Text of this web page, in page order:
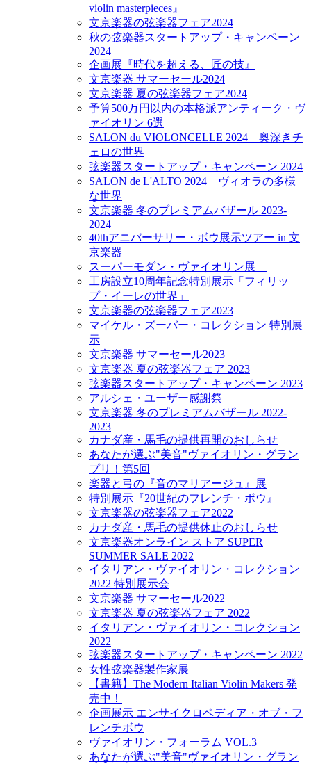
violin masterpieces』
文京楽器の弦楽器フェア2024
秋の弦楽器スタートアップ・キャンペーン
2024
企画展『時代を超える、匠の技』
文京楽器 サマーセール2024
文京楽器 夏の弦楽器フェア2024
予算500万円以内の本格派アンティーク・ヴ
ァイオリン 6選
SALON du VIOLONCELLE 2024 奥深きチ
ェロの世界
弦楽器スタートアップ・キャンペーン 2024
SALON de L'ALTO 2024 ヴィオラの多様
な世界
文京楽器 冬のプレミアムバザール 2023-
2024
40thアニバーサリー・ボウ展示ツアー in 文
京楽器
スーパーモダン・ヴァイオリン展
工房設立10周年記念特別展示「フィリッ
プ・イーレの世界」
文京楽器の弦楽器フェア2023
マイケル・ズーバー・コレクション 特別展
示
文京楽器 サマーセール2023
文京楽器 夏の弦楽器フェア 2023
弦楽器スタートアップ・キャンペーン 2023
アルシェ・ユーザー感謝祭
文京楽器 冬のプレミアムバザール 2022-
2023
カナダ産・馬毛の提供再開のおしらせ
あなたが選ぶ"美音"ヴァイオリン・グラン
プリ！第5回
楽器と弓の『音のマリアージュ』展
特別展示『20世紀のフレンチ・ボウ』
文京楽器の弦楽器フェア2022
カナダ産・馬毛の提供休止のおしらせ
文京楽器オンライン ストア SUPER
SUMMER SALE 2022
イタリアン・ヴァイオリン・コレクション
2022 特別展示会
文京楽器 サマーセール2022
文京楽器 夏の弦楽器フェア 2022
イタリアン・ヴァイオリン・コレクション
2022
弦楽器スタートアップ・キャンペーン 2022
女性弦楽器製作家展
【書籍】The Modern Italian Violin Makers 発
売中！
企画展示 エンサイクロペディア・オブ・フ
レンチボウ
ヴァイオリン・フォーラム VOL.3
あなたが選ぶ"美音"ヴァイオリン・グラン